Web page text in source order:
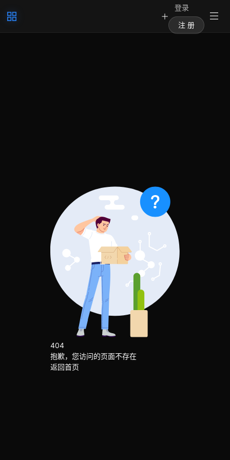
登录
注 册
404
抱歉，您访问的页面不存在
返回首页